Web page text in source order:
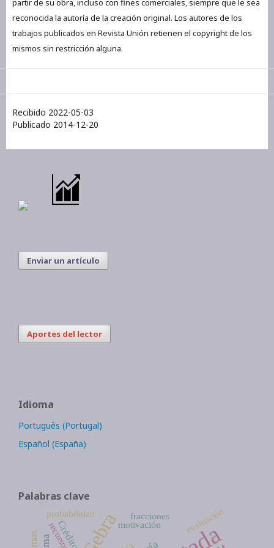
partir de su obra, incluso con fines comerciales, siempre que le sea
reconocida la autoría de la creación original. Los autores de los
trabajos publicados en Revista Unión retienen el copyright de los
mismos sin restricción alguna.
Recibido 2022-05-03
Publicado 2014-12-20
Enviar un artículo
Aportes del lector
Idioma
Português (Portugal)
Español (España)
Palabras clave
Créditos motivación
probabilidad evaluación
fracciones
recursos